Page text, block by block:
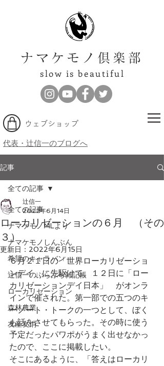
ナマケモノ倶楽部
slow is beautiful
​ウェブショップ
代表・辻信一のブログへ
記事
全ての記事
ナマケモノMLより
ナマケモノしんぶん
希望のキャラバン
辻信一のぶらぶら雑記帳
ローカリゼーション
森林農業
友産友消
全ての記事
ローカリゼーションの６月 （その
３）
辻信一
2022年6月14日
更新日： 2022年6月15日
６月２１日の「世界ローカリゼーショ
ンデイ」に先駆けて、１２日に「ロー
カリゼーションデイ日本」　がオンラ
インで催された。第一部での五つのキ
ーノート・トークの一つとして、ぼく
も話をさせてもらった。その時に使う
予定だったパワポがうまく出せなかっ
たので、ここに掲載したい。
そこにあるように、「答えはローカリ